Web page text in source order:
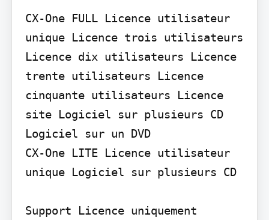
CX-One FULL Licence utilisateur
unique Licence trois utilisateurs
Licence dix utilisateurs Licence
trente utilisateurs Licence
cinquante utilisateurs Licence
site Logiciel sur plusieurs CD
Logiciel sur un DVD
CX-One LITE Licence utilisateur
unique Logiciel sur plusieurs CD
Support Licence uniquement